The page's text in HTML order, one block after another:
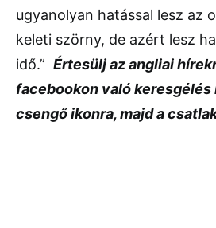
ugyanolyan hatással lesz az
keleti szörny, de azért lesz
idő.” Értesülj az angliai
facebookon való keresgélés
csengő ikonra, majd a